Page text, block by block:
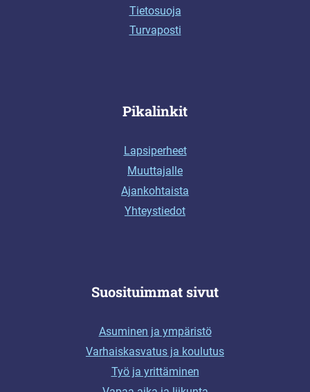
Tietosuoja
Turvaposti
Pikalinkit
Lapsiperheet
Muuttajalle
Ajankohtaista
Yhteystiedot
Suosituimmat sivut
Asuminen ja ympäristö
Varhaiskasvatus ja koulutus
Työ ja yrittäminen